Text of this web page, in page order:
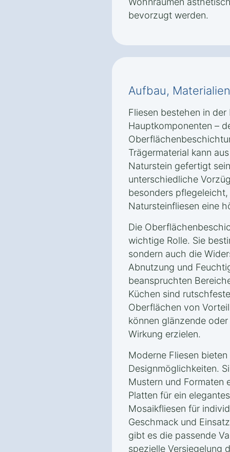
bevorzugt werden.
Aufbau,
Fliesen bestehen in der
Hauptkomponenten –
Trägermaterial kann
Naturstein gefertigt
unterschiedliche
besonders
Natursteinfliesen eine
Die
wichtige Rolle. Sie
sondern auch die
Abnutzung und
beanspruchten
Küchen sind
Oberflächen von
können glänzende
Wirkung erzielen.
Moderne Fliesen
Designmöglichkeiten.
Mustern und Formaten
Platten für ein
Mosaikfliesen für
Geschmack und
gibt es die passende
spezielle Versiegelung